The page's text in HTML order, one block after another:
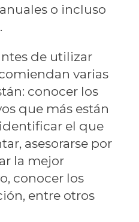
o incluso
de utilizar
varias
conocer los
que más están
el que
asesorarse por
la mejor
conocer los
entre otros